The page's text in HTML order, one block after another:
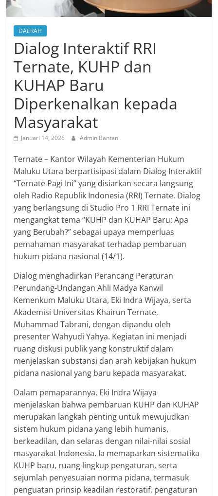
DAERAH
Dialog Interaktif RRI
Ternate, KUHP dan
KUHAP Baru
Diperkenalkan kepada
Masyarakat
Januari 14, 2026 Admin Banten
Ternate – Kantor Wilayah Kementerian Hukum
Maluku Utara berpartisipasi dalam Dialog Interaktif
“Ternate Pagi Ini” yang disiarkan secara langsung
oleh Radio Republik Indonesia (RRI) Ternate. Dialog
yang berlangsung di Studio Pro 1 RRI Ternate ini
mengangkat tema “KUHP dan KUHAP Baru: Apa
yang Berubah?” sebagai upaya memperluas
pemahaman masyarakat terhadap pembaruan
hukum pidana nasional (14/1).
Dialog menghadirkan Perancang Peraturan
Perundang-Undangan Ahli Madya Kanwil
Kemenkum Maluku Utara, Eki Indra Wijaya, serta
Akademisi Universitas Khairun Ternate,
Muhammad Tabrani, dengan dipandu oleh
presenter Wahyudi Yahya. Kegiatan ini menjadi
ruang diskusi publik yang konstruktif dalam
menjelaskan substansi dan arah kebijakan hukum
pidana nasional yang baru kepada masyarakat.
Dalam pemaparannya, Eki Indra Wijaya
menjelaskan bahwa pembaruan KUHP dan KUHAP
merupakan langkah penting untuk mewujudkan
sistem hukum pidana yang lebih humanis,
berkeadilan, dan selaras dengan nilai-nilai sosial
masyarakat Indonesia. Ia memaparkan sistematika
KUHP baru, ruang lingkup pengaturan, serta
sejumlah penyesuaian norma pidana, termasuk
penguatan prinsip keadilan restoratif, pengaturan